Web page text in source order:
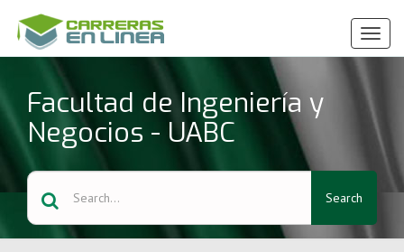
Ver
Menú
Facultad de Ingeniería y
Negocios - UABC
Search